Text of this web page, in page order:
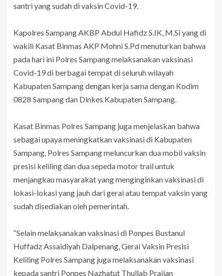
santri yang sudah di vaksin Covid-19.
Kapolres Sampang AKBP Abdul Hafidz S.IK, M.Si yang di
wakili Kasat Binmas AKP Mohni S.Pd menuturkan bahwa
pada hari ini Polres Sampang melaksanakan vaksinasi
Covid-19 di berbagai tempat di seluruh wilayah
Kabupaten Sampang dengan kerja sama dengan Kodim
0828 Sampang dan Dinkes Kabupaten Sampang.
Kasat Binmas Polres Sampang juga menjelaskan bahwa
sebagai upaya meningkatkan vaksinasi di Kabupaten
Sampang, Polres Sampang meluncurkan dua mobil vaksin
presisi keliling dan dua sepeda motor trail untuk
menjangkau masyarakat yang menginginkan vaksinasi di
lokasi-lokasi yang jauh dari gerai atau tempat vaksin yang
sudah disediakan oleh pemerintah.
“Selain melaksanakan vaksinasi di Ponpes Bustanul
Huffadz Assaidiyah Dalpenang, Gerai Vaksin Presisi
Keliling Polres Sampang juga melaksanakan vaksinasi
kepada santri Ponpes Nazhatut Thullab Prajjan